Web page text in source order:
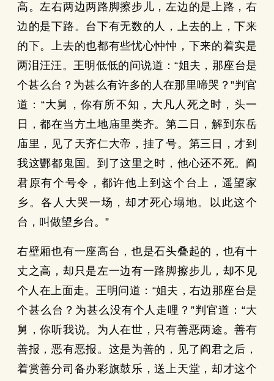
高。左右两边两路脚擦步儿，左边的是上路，右
边的是下路。台下有无数的人，上去的上，下来
的下。上去的也都有些忧心忡忡，下来的着实是
两泪汪汪。王明低低的问说道：“姐夫，那座台是
个甚么台？为甚么有许多的人在那里啼哭？”判官
道：“大舅，你有所不知，大凡人死之时，头一
日，都在当方土地庙里类齐。第二日，解到东岳
庙里，见了天齐仁大帝，挂了号。第三日，才到
我这酆都鬼国。到了这里之时，他心还不死。阎
君原有个号令，都许他上到这个台上，遥望家
乡。各人大哭一场，却才死心塌地。以此这个
台，叫做望乡台。”
右壁厢也有一座高台，也是石头叠起的，也有十
丈之高，却只是左一边有一路脚擦步儿，却不见
个人在上面走。王明问道：“姐夫，右边那座台是
个甚么台？为甚么没有个人走哩？”判官道：“大
舅，你听我说。为人在世，只有善恶两途。善有
善报，恶有恶报。这是为善的，见了阎君之后，
着赏善分司备办彩旗鼓乐，送上天堂，却才这个